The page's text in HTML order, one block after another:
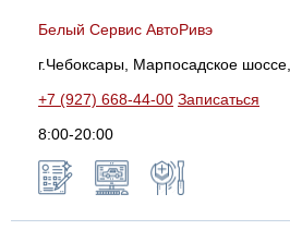
Белый Сервис АвтоРивэ
г.Чебоксары, Марпосадское
+7 (927) 668-44-00 Записаться
8:00-20:00